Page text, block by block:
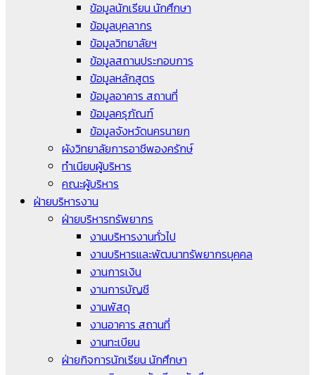
ข้อมูลนักเรียน นักศึกษา
ข้อมูลบุคลากร
ข้อมูลวิทยาลัยฯ
ข้อมูลสถานประกอบการ
ข้อมูลหลักสูตร
ข้อมูลอาคาร สถานที่
ข้อมูลครุภัณฑ์
ข้อมูลจังหวัดนครนายก
ผังวิทยาลัยการอาชีพองครักษ์
ทำเนียบผู้บริหาร
คณะผู้บริหาร
ฝ่ายบริหารงาน
ฝ่ายบริหารทรัพยากร
งานบริหารงานทั่วไป
งานบริหารและพัฒนาทรัพยากรบุคคล
งานการเงิน
งานการบัญชี
งานพัสดุ
งานอาคาร สถานที่
งานทะเบียน
ฝ่ายกิจการนักเรียน นักศึกษา